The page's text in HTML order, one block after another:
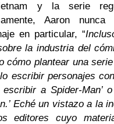
y la serie
Aaron
en particular, “
la industria del
cómo plantear una
escribir personajes
escribir a Spider-Man’
Eché un vistazo a la
editores cuyo